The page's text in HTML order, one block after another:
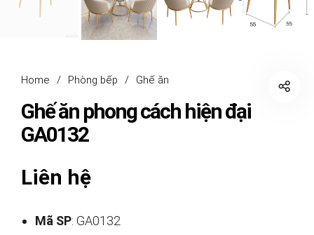
Home / Phòng bếp / Ghế ăn
Ghế ăn phong cách hiện đại
GA0132
Liên hệ
Mã SP: GA0132